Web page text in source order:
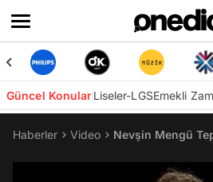
Güncel KonularLiseler-LGSEmekli
Haberler Video Nevşin Mengü